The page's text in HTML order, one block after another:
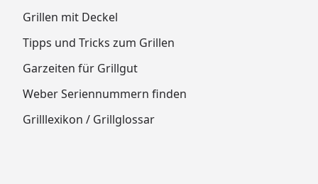
Grillen mit Deckel
Tipps und Tricks zum Grillen
Garzeiten für Grillgut
Weber Seriennummern finden
Grilllexikon / Grillglossar